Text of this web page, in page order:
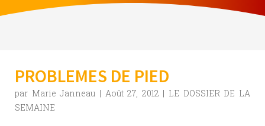
PROBLEMES DE PIED
par Marie Janneau | Août 27, 2012 | LE DOSSIER DE LA
SEMAINE